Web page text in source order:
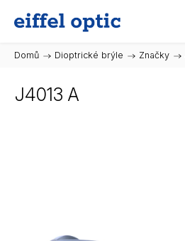
Domů / Dioptrické brýle / Značky /
J4013 A